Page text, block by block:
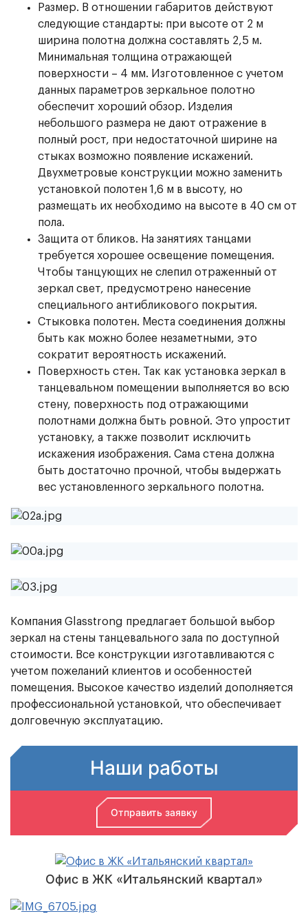
Размер. В отношении габаритов действуют
следующие стандарты: при высоте от 2 м
ширина полотна должна составлять 2,5 м.
Минимальная толщина отражающей
поверхности – 4 мм. Изготовленное с учетом
данных параметров зеркальное полотно
обеспечит хороший обзор. Изделия
небольшого размера не дают отражение в
полный рост, при недостаточной ширине на
стыках возможно появление искажений.
Двухметровые конструкции можно заменить
установкой полотен 1,6 м в высоту, но
размещать их необходимо на высоте в 40 см от
пола.
Защита от бликов. На занятиях танцами
требуется хорошее освещение помещения.
Чтобы танцующих не слепил отраженный от
зеркал свет, предусмотрено нанесение
специального антибликового покрытия.
Стыковка полотен. Места соединения должны
быть как можно более незаметными, это
сократит вероятность искажений.
Поверхность стен. Так как установка зеркал в
танцевальном помещении выполняется во всю
стену, поверхность под отражающими
полотнами должна быть ровной. Это упростит
установку, а также позволит исключить
искажения изображения. Сама стена должна
быть достаточно прочной, чтобы выдержать
вес установленного зеркального полотна.
Компания Glasstrong предлагает большой выбор
зеркал на стены танцевального зала по доступной
стоимости. Все конструкции изготавливаются с
учетом пожеланий клиентов и особенностей
помещения. Высокое качество изделий дополняется
профессиональной установкой, что обеспечивает
долговечную эксплуатацию.
Наши работы
Отправить заявку
Офис в ЖК «Итальянский квартал»